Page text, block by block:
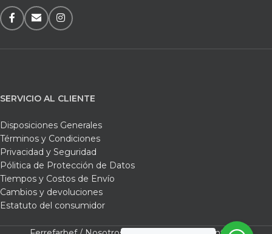
SERVICIO AL CLIENTE
Disposiciones Generales
Términos y Condiciones
Privacidad y Seguridad
Pólitica de Protección de Datos
Tiempos y Costos de Envío
Cambios y devoluciones
Estatuto del consumidor